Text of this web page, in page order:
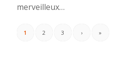
merveilleux…
1 2 3 › »